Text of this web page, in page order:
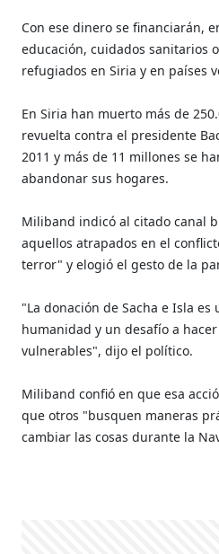
Con ese dinero se financiarán,
educación, cuidados sanitarios
refugiados en Siria y en países
En Siria han muerto más de
revuelta contra el presidente
2011 y más de 11 millones se
abandonar sus hogares.
Miliband indicó al citado canal
aquellos atrapados en el
terror" y elogió el gesto de la
"La donación de Sacha e Isla
humanidad y un desafío a
vulnerables", dijo el político.
Miliband confió en que esa
que otros "busquen maneras
cambiar las cosas durante la